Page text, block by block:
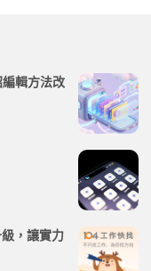
輯方法改
，讓實力